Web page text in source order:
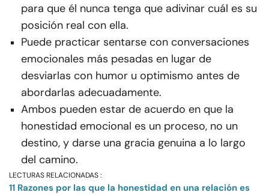
para que él nunca tenga que adivinar cuál es su
posición real con ella.
Puede practicar sentarse con conversaciones
emocionales más pesadas en lugar de
desviarlas con humor u optimismo antes de
abordarlas adecuadamente.
Ambos pueden estar de acuerdo en que la
honestidad emocional es un proceso, no un
destino, y darse una gracia genuina a lo largo
del camino.
LECTURAS RELACIONADAS :
11 Razones por las que la honestidad en una relación es